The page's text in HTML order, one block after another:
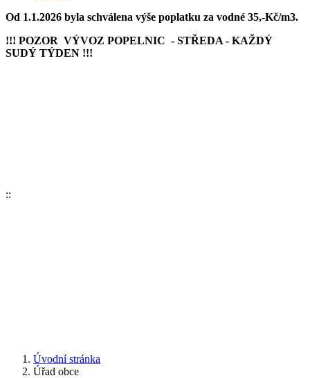
Od 1.1.2026 byla schválena výše poplatku za vodné 35,-Kč/m3.
!!! POZOR VÝVOZ POPELNIC - STŘEDA - KAŽDÝ
SUDÝ TÝDEN !!!
::
Úvodní stránka
Úřad obce